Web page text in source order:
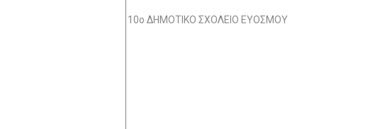
10ο ΔΗΜΟΤΙΚΟ ΣΧΟΛΕΙΟ ΕΥΟΣΜΟΥ